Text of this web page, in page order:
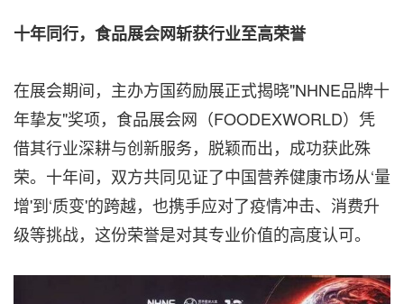
十年同行，食品展会网斩获行业至高荣誉
在展会期间，主办方国药励展正式揭晓"NHNE品牌十
年挚友"奖项，食品展会网（FOODEXWORLD）凭
借其行业深耕与创新服务，脱颖而出，成功获此殊
荣。十年间，双方共同见证了中国营养健康市场从‘量
增'到‘质变'的跨越，也携手应对了疫情冲击、消费升
级等挑战，这份荣誉是对其专业价值的高度认可。